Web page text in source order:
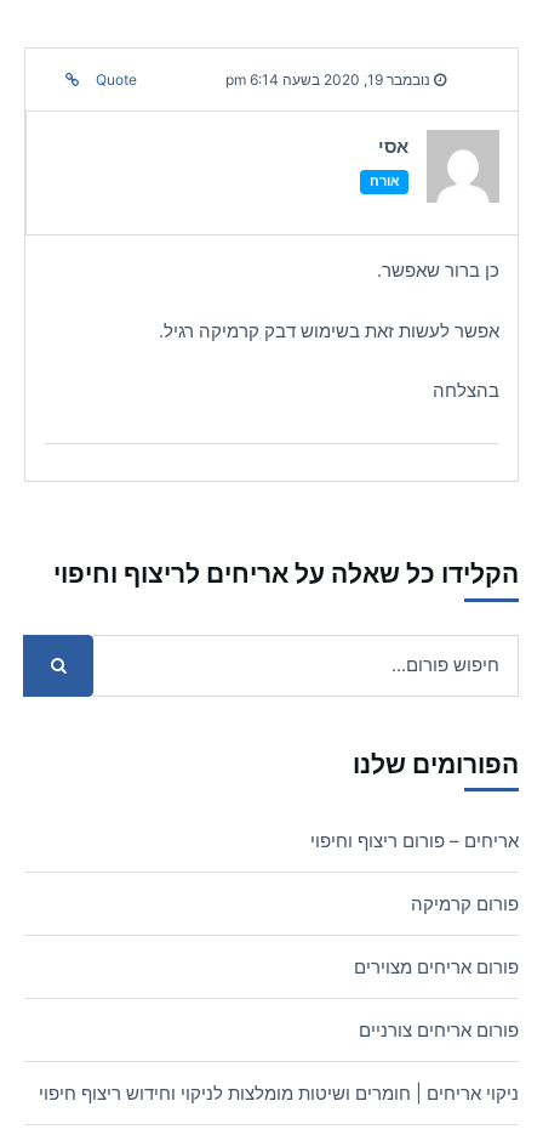
נובמבר 19, 2020 בשעה 6:14 pm Quote
אסי
אורח
כן ברור שאפשר.
אפשר לעשות זאת בשימוש דבק קרמיקה רגיל.
בהצלחה
הקלידו כל שאלה על אריחים לריצוף וחיפוי
הפורומים שלנו
אריחים – פורום ריצוף וחיפוי
פורום קרמיקה
פורום אריחים מצוירים
פורום אריחים צורניים
ניקוי אריחים | חומרים ושיטות מומלצות לניקוי וחידוש ריצוף חיפוי